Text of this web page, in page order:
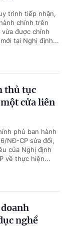
trình tiếp nhận,
chính trên
được chỉnh
tại Nghị định...
thủ tục
cửa liên
phủ ban hành
NĐ-CP sửa đổi,
của Nghị định
về thực hiện...
nghề